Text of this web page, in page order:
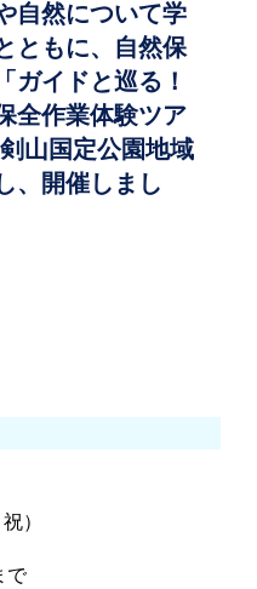
自然について学
ともに、自然保
ガイドと巡る！
全作業体験ツア
山国定公園地域
、開催しまし
）
で